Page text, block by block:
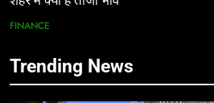
FINANCE
Trending News